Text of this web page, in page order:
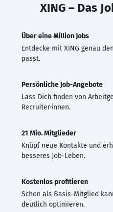
XING – Das
Über eine Million Jobs
Entdecke mit XING genau
passt.
Persönliche Job-Angebote
Lass Dich finden von
Recruiter·innen.
21 Mio. Mitglieder
Knüpf neue Kontakte und
besseres Job-Leben.
Kostenlos profitieren
Schon als Basis-Mitglied
deutlich optimieren.